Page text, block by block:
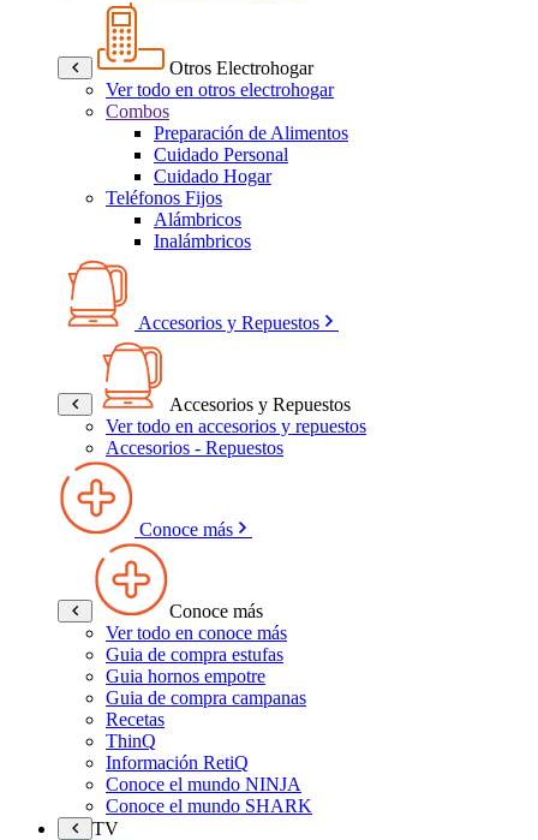
Otros Electrohogar
Ver todo en otros electrohogar
Combos
Preparación de Alimentos
Cuidado Personal
Cuidado Hogar
Teléfonos Fijos
Alámbricos
Inalámbricos
Accesorios y Repuestos
Accesorios y Repuestos
Ver todo en accesorios y repuestos
Accesorios - Repuestos
Conoce más
Conoce más
Ver todo en conoce más
Guia de compra estufas
Guia hornos empotre
Guia de compra campanas
Recetas
ThinQ
Información RetiQ
Conoce el mundo NINJA
Conoce el mundo SHARK
TV